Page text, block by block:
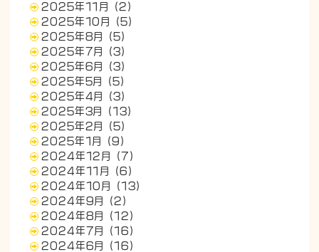
2025年11月
(2)
2025年10月
(5)
2025年8月
(5)
2025年7月
(3)
2025年6月
(3)
2025年5月
(5)
2025年4月
(3)
2025年3月
(13)
2025年2月
(5)
2025年1月
(9)
2024年12月
(7)
2024年11月
(6)
2024年10月
(13)
2024年9月
(2)
2024年8月
(12)
2024年7月
(16)
2024年6月
(16)